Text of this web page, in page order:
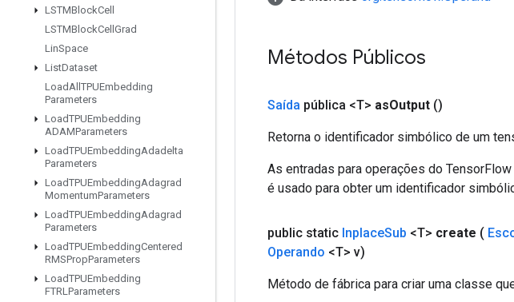
LSTMBlockCell
LSTMBlockCell Grad
LinSpace
ListDataset
LoadAll TPUEmbedding
Parameters
LoadTPUEmbedding
ADAMParameters
LoadTPUEmbeddingAdadelta
Parameters
LoadTPUEmbeddingAdagrad
MomentumParameters
LoadTPUEmbeddingAdagrad
Parameters
LoadTPUEmbeddingCentered
RMSPropParameters
LoadTPUEmbedding
FTRLParameters
Métodos Públicos
Saída pública <T> asOutput ()
Retorna o identificador simbólico de um
As entradas para operações do
é usado para obter um identificador
public static InplaceSub <T> create (
Operando <T> v)
Método de fábrica para criar uma classe